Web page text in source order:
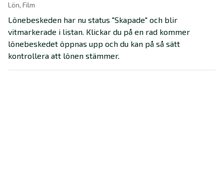
Lön, Film
Lönebeskeden har nu status "Skapade" och blir
vitmarkerade i listan. Klickar du på en rad kommer
lönebeskedet öppnas upp och du kan på så sätt
kontrollera att lönen stämmer.